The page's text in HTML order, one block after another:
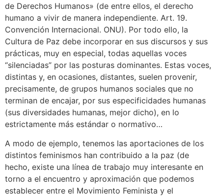
de Derechos Humanos» (de entre ellos, el derecho
humano a vivir de manera independiente. Art. 19.
Convención Internacional. ONU). Por todo ello, la
Cultura de Paz debe incorporar en sus discursos y sus
prácticas, muy en especial, todas aquellas voces
“silenciadas” por las posturas dominantes. Estas voces,
distintas y, en ocasiones, distantes, suelen provenir,
precisamente, de grupos humanos sociales que no
terminan de encajar, por sus especificidades humanas
(sus diversidades humanas, mejor dicho), en lo
estrictamente más estándar o normativo…
A modo de ejemplo, tenemos las aportaciones de los
distintos feminismos han contribuido a la paz (de
hecho, existe una línea de trabajo muy interesante en
torno a el encuentro y aproximación que podemos
establecer entre el Movimiento Feminista y el